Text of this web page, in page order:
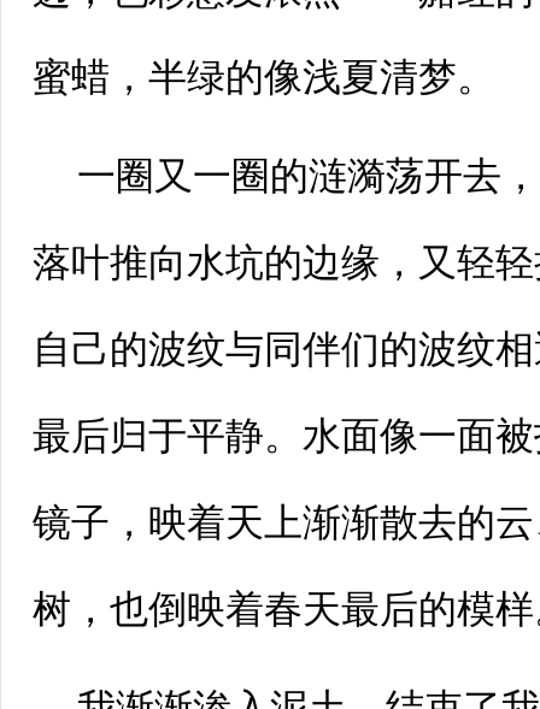
蜜蜡，半绿的像浅夏清梦。
一圈又一圈的涟漪荡开去
落叶推向水坑的边缘，又轻
自己的波纹与同伴们的波纹
最后归于平静。水面像一面
镜子，映着天上渐渐散去的
树，也倒映着春天最后的模